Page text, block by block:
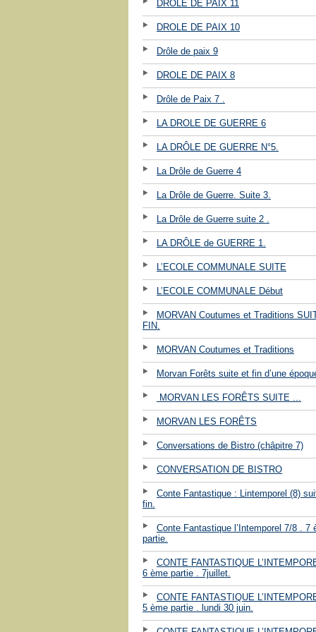
DROLE DE PAIX 11
DROLE DE PAIX 10
Drôle de paix 9
DROLE DE PAIX 8
Drôle de Paix 7 .
LA DROLE DE GUERRE 6
LA DRÔLE DE GUERRE N°5.
La Drôle de Guerre 4
La Drôle de Guerre. Suite 3.
La Drôle de Guerre suite 2 .
LA DRÔLE de GUERRE 1.
L’ECOLE COMMUNALE SUITE
L’ECOLE COMMUNALE Début
MORVAN Coutumes et Traditions
FIN.
MORVAN Coutumes et Traditions
Morvan Forêts suite et fin d’une
MORVAN LES FORÊTS SUITE ...
MORVAN LES FORÊTS
Conversations de Bistro (châpitre 7)
CONVERSATION DE BISTRO
Conte Fantastique : Lintemporel (8)
fin.
Conte Fantastique l’Intemporel 7/8 . 7
partie.
CONTE FANTASTIQUE
6 ème partie . 7juillet.
CONTE FANTASTIQUE
5 ème partie . lundi 30 juin.